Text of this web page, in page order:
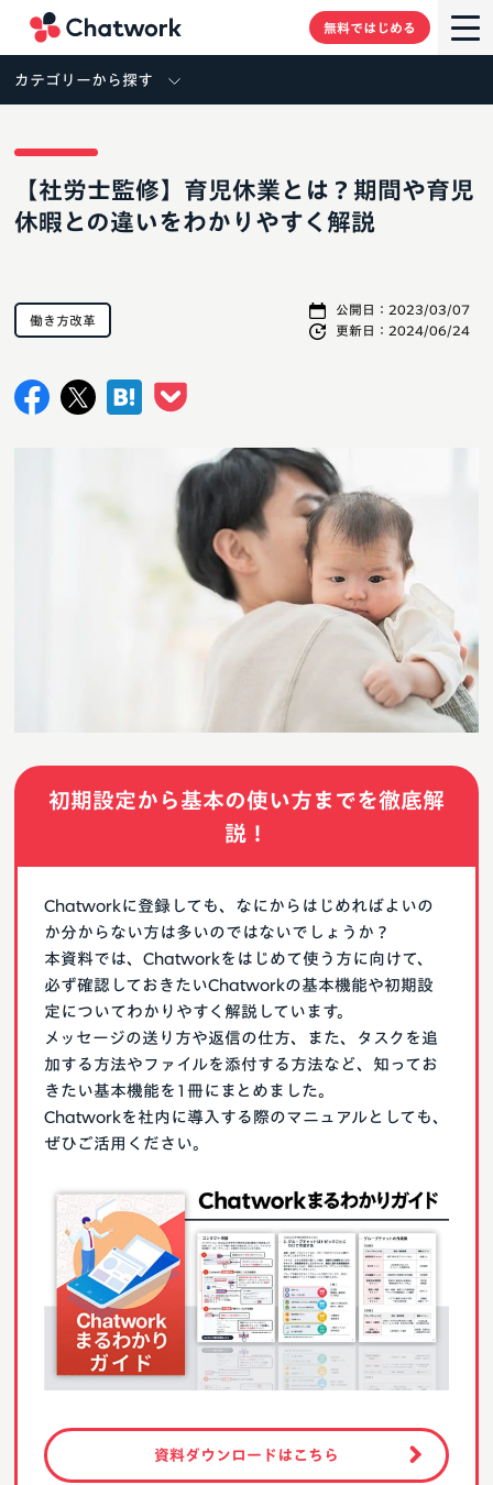
無料ではじめる
カテゴリーから探す
【社労士監修】育児休業とは？期間や育児
休暇との違いをわかりやすく解説
公開日： 2023/03/07
更新日： 2024/06/24
働き方改革
初期設定から基本の使い方までを徹底解
説！
Chatworkに登録しても、なにからはじめればよいの
か分からない方は多いのではないでしょうか？
本資料では、Chatworkをはじめて使う方に向けて、
必ず確認しておきたいChatworkの基本機能や初期設
定についてわかりやすく解説しています。
メッセージの送り方や返信の仕方、また、タスクを追
加する方法やファイルを添付する方法など、知ってお
きたい基本機能を1冊にまとめました。
Chatworkを社内に導入する際のマニュアルとしても、
ぜひご活用ください。
資料ダウンロードはこちら